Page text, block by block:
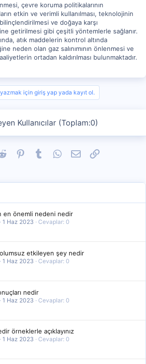
çevre koruma politikalarının
etkin ve verimli kullanılması, teknolojinin
ve doğaya karşı
getirilmesi gibi çeşitli yöntemlerle sağlanır.
atık maddelerin kontrol altında
neden olan gaz salınımının önlenmesi ve
ortadan kaldırılması bulunmaktadır.
için giriş yap yada kayıt ol.
Kullanıcılar (Toplam:0)
Reddit PinterestTumblrWhatsApp
E-postaLink
en önemli nedeni nedir
1 Haz 2023
Cevaplar: 0
etkileyen şey nedir
1 Haz 2023
Cevaplar: 0
nedir
1 Haz 2023
Cevaplar: 0
örneklerle açıklayınız
1 Haz 2023
Cevaplar: 0